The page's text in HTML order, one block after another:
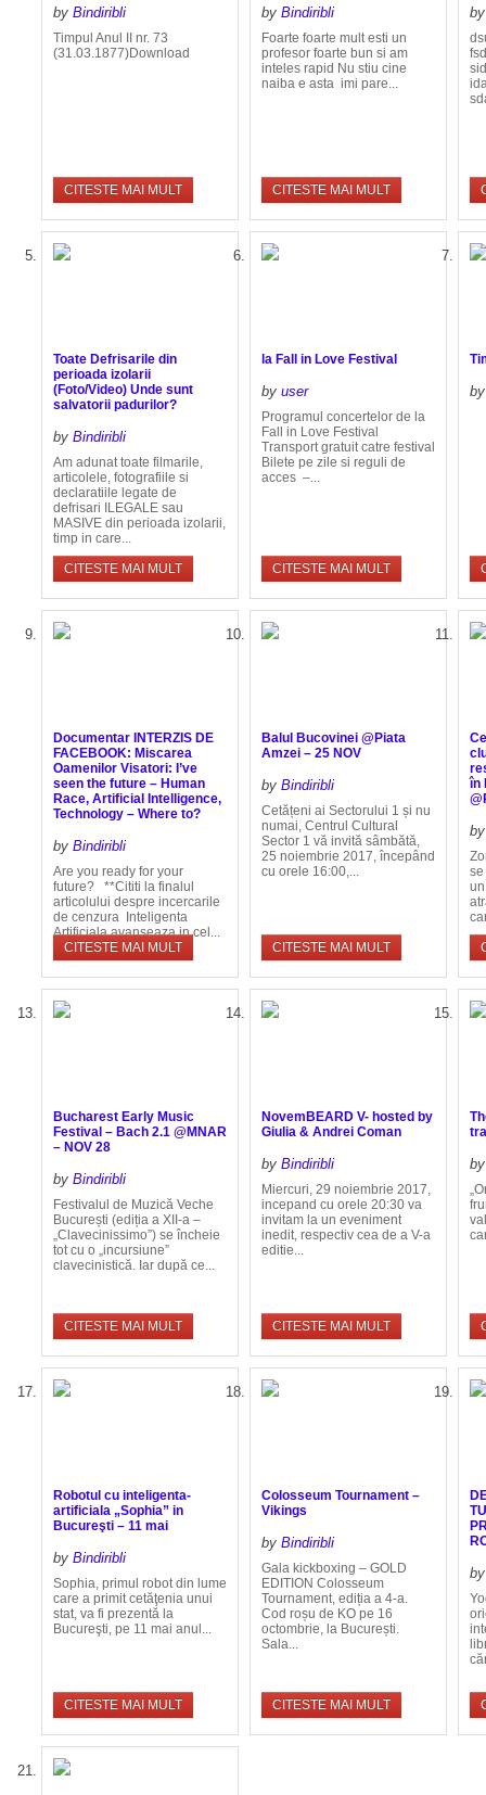
byBindiribli
Timpul Anul II nr. 73
(31.03.1877)Download
CITESTE MAI MULT
byBindiribli
Foarte foarte mult esti un
profesor foarte bun si am
inteles rapid Nu stiu cine
naiba e asta imi pare...
CITESTE MAI MULT
Toate Defrisarile din
perioada izolarii
(Foto/Video) Unde sunt
salvatorii padurilor?
byBindiribli
Am adunat toate filmarile,
articolele, fotografiile si
declaratiile legate de
defrisari ILEGALE sau
MASIVE din perioada izolarii,
timp in care...
CITESTE MAI MULT
la Fall in Love Festival
byuser
Programul concertelor de la
Fall in Love Festival
Transport gratuit catre festival
Bilete pe zile si reguli de
acces –...
CITESTE MAI MULT
Documentar INTERZIS DE
FACEBOOK: Miscarea
Oamenilor Visatori: I’ve
seen the future – Human
Race, Artificial Intelligence,
Technology – Where to?
byBindiribli
Are you ready for your
future? **Cititi la finalul
articolului despre incercarile
de cenzura Inteligenta
Artificiala avanseaza in cel...
CITESTE MAI MULT
Balul Bucovinei @Piata
Amzei – 25 NOV
byBindiribli
Cetățeni ai Sectorului 1 și nu
numai, Centrul Cultural
Sector 1 vă invită sâmbătă,
25 noiembrie 2017, începând
cu orele 16:00,...
CITESTE MAI MULT
în
Bucharest Early Music
Festival – Bach 2.1 @MNAR
– NOV 28
byBindiribli
Festivalul de Muzică Veche
București (ediția a XII-a –
„Clavecinissimo”) se încheie
tot cu o „incursiune”
clavecinistică. Iar după ce...
CITESTE MAI MULT
NovemBEARD V- hosted by
Giulia & Andrei Coman
byBindiribli
Miercuri, 29 noiembrie 2017,
incepand cu orele 20:30 va
invitam la un eveniment
inedit, respectiv cea de a V-a
editie...
CITESTE MAI MULT
Robotul cu inteligenta-
artificiala „Sophia” in
Bucureşti – 11 mai
byBindiribli
Sophia, primul robot din lume
care a primit cetăţenia unui
stat, va fi prezentă la
Bucureşti, pe 11 mai anul...
CITESTE MAI MULT
Colosseum Tournament –
Vikings
byBindiribli
Gala kickboxing – GOLD
EDITION Colosseum
Tournament, ediția a 4-a.
Cod roșu de KO pe 16
octombrie, la București.
Sala...
CITESTE MAI MULT